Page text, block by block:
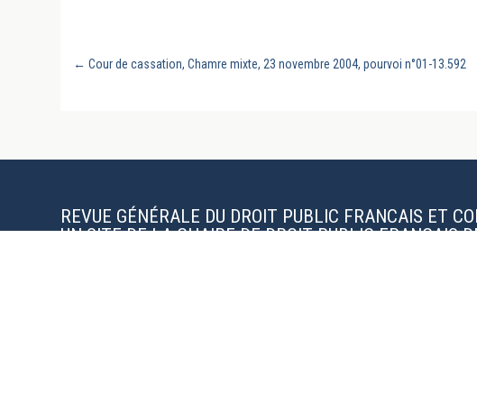
← Cour de cassation, Chamre mixte, 23 novembre 2004, pourvoi n°01-13.592
REVUE GÉNÉRALE DU DROIT PUBLIC FRANCAIS ET
UN SITE DE LA CHAIRE DE DROIT PUBLIC FRANÇAIS